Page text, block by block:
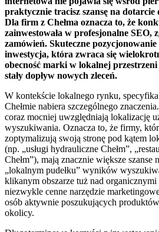
praktycznie tracisz szansę na
Dla firm z Chełma oznacza to, że
zainwestowała w profesjonalne SEO,
zamówień. Skuteczne
inwestycja, która zwraca się
obecność marki w lokalnej
stały dopływ nowych zleceń.
W kontekście lokalnego rynku,
Chełmie nabiera szczególnego
coraz mocniej uwzględniają lokalizację
wyszukiwania. Oznacza to, że firmy,
zoptymalizują swoją stronę pod kątem
(np. „usługi hydrauliczne Chełm”,
Chełm”), mają znacznie większe szanse
„lokalnym pudełku” wyników
klikanym obszarze tuż nad
niezwykle cenne narzędzie
osób aktywnie poszukujących
okolicy.